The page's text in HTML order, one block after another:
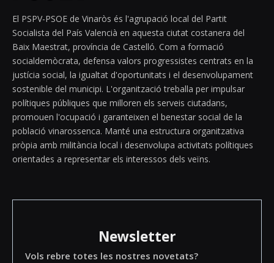
El PSPV-PSOE de Vinaròs és l'agrupació local del Partit
Socialista del País Valencià en aquesta ciutat costanera del
Baix Maestrat, província de Castelló. Com a formació
socialdemòcrata, defensa valors progressistes centrats en la
justícia social, la igualtat d'oportunitats i el desenvolupament
sostenible del municipi. L'organització treballa per impulsar
polítiques públiques que milloren els serveis ciutadans,
promouen l'ocupació i garanteixen el benestar social de la
població vinarossenca. Manté una estructura organitzativa
pròpia amb militància local i desenvolupa activitats polítiques
orientades a representar els interessos dels veïns.
Newsletter
Vols rebre totes les nostres novetats?